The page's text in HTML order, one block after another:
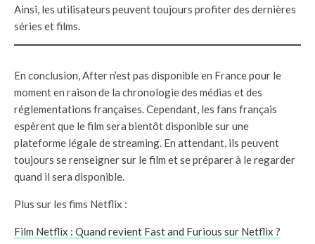
Ainsi, les utilisateurs peuvent toujours profiter des dernières
séries et films.
En conclusion, After n’est pas disponible en France pour le
moment en raison de la chronologie des médias et des
réglementations françaises. Cependant, les fans français
espèrent que le film sera bientôt disponible sur une
plateforme légale de streaming. En attendant, ils peuvent
toujours se renseigner sur le film et se préparer à le regarder
quand il sera disponible.
Plus sur les fims Netflix :
Film Netflix : Quand revient Fast and Furious sur Netflix ?